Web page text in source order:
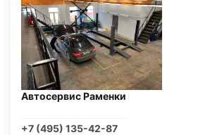
Автосервис Раменки
+7 (495) 135-42-87